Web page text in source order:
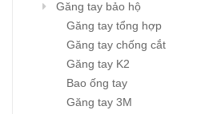
Găng tay bảo hộ
Găng tay tổng hợp
Găng tay chống cắt
Găng tay K2
Bao ống tay
Găng tay 3M